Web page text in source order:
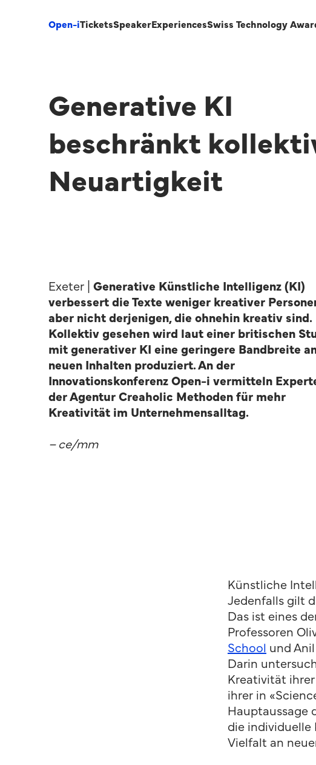
Open-iTicketsSpeakerExperiencesSwiss Technology
Generative KI
beschränkt
Neuartigkeit
Exeter | Generative Künstliche Intelligenz (KI)
verbessert die Texte weniger kreativer
aber nicht derjenigen, die ohnehin kreativ sind.
Kollektiv gesehen wird laut einer britischen
mit generativer KI eine geringere Bandbreite
neuen Inhalten produziert. An der
Innovationskonferenz Open-i vermitteln
der Agentur Creaholic Methoden für mehr
Kreativität im Unternehmensalltag.
– ce/mm
Künstliche
Jedenfalls gilt
Das ist eines
Professoren
School und
Darin
Kreativität
ihrer in
Hauptaussage
die individuelle
Vielfalt an